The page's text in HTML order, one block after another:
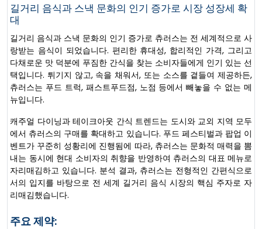
길거리 음식과 스낵 문화의 인기 증가로 시장 성장세 확
대
길거리 음식과 스낵 문화의 인기 증가로 츄러스는 전 세계적으로 사
랑받는 음식이 되었습니다. 편리한 휴대성, 합리적인 가격, 그리고
다채로운 맛 덕분에 푸짐한 간식을 찾는 소비자들에게 인기 있는 선
택입니다. 튀기지 않고, 속을 채워서, 또는 소스를 곁들여 제공하든,
츄러스는 푸드 트럭, 패스트푸드점, 노점 등에서 빼놓을 수 없는 메
뉴입니다.
캐주얼 다이닝과 테이크아웃 간식 트렌드는 도시와 교외 지역 모두
에서 츄러스의 구매를 확대하고 있습니다. 푸드 페스티벌과 팝업 이
벤트가 꾸준히 성황리에 진행됨에 따라, 츄러스는 문화적 매력을 뽐
내는 동시에 현대 소비자의 취향을 반영하여 츄러스의 대표 메뉴로
자리매김하고 있습니다. 분석 결과, 츄러스는 전형적인 간편식으로
서의 입지를 바탕으로 전 세계 길거리 음식 시장의 핵심 주자로 자
리매김했습니다.
주요 제약: